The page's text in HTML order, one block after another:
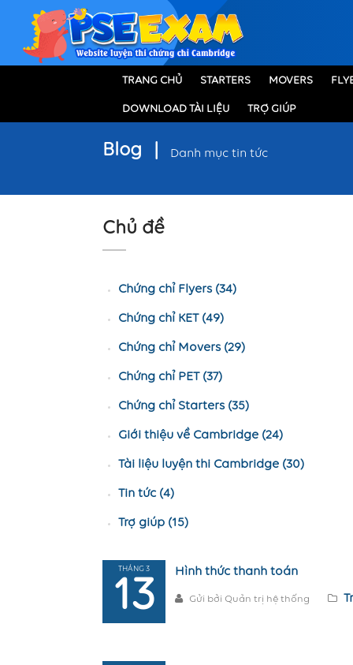
TRANG CHỦ STARTERS MOVERS
DOWNLOAD TÀI LIỆU TRỢ GIÚP
Blog Danh mục tin tức
Chủ đề
Chứng chỉ Flyers (34)
Chứng chỉ KET (49)
Chứng chỉ Movers (29)
Chứng chỉ PET (37)
Chứng chỉ Starters (35)
Giới thiệu về Cambridge (24)
Tài liệu luyện thi Cambridge (30)
Tin tức (4)
Trợ giúp (15)
THÁNG 3
13
Hình thức thanh toán
Gửi bởi Quản trị hệ thống